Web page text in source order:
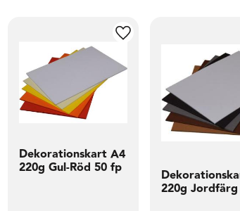
till i favoriter
Dekorationskart A4
220g Gul-Röd 50 fp
Lägg till i favoriter
220g